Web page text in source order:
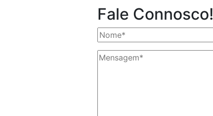
Fale Connosco!